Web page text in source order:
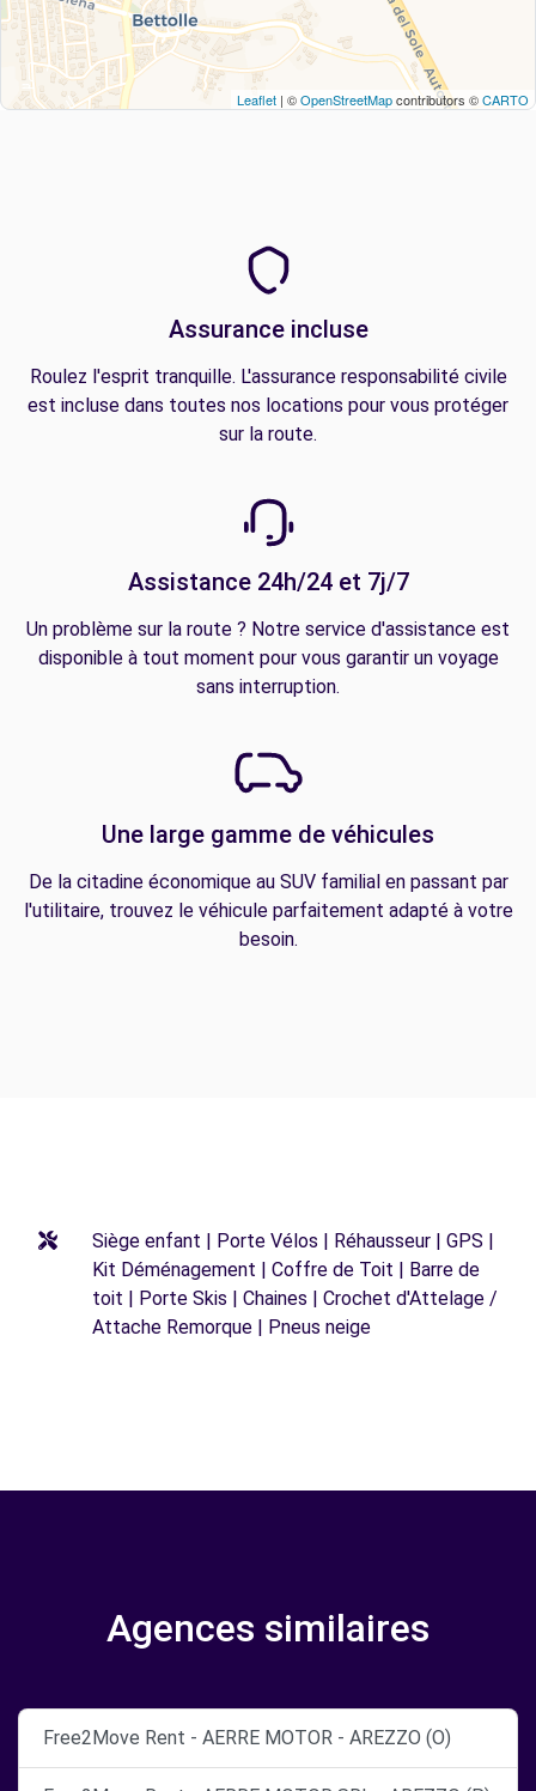
Leaflet | ©OpenStreetMapcontributors ©CARTO
Assurance incluse
Roulez l'esprit tranquille. L'assurance responsabilité civile
est incluse dans toutes nos locations pour vous protéger
sur la route.
Assistance 24h/24 et 7j/7
Un problème sur la route ? Notre service d'assistance est
disponible à tout moment pour vous garantir un voyage
sans interruption.
Une large gamme de véhicules
De la citadine économique au SUV familial en passant par
l'utilitaire, trouvez le véhicule parfaitement adapté à votre
besoin.
Siège enfant | Porte Vélos | Réhausseur | GPS |
Kit Déménagement | Coffre de Toit | Barre de
toit | Porte Skis | Chaines | Crochet d'Attelage /
Attache Remorque | Pneus neige
Agences similaires
Free2Move Rent - AERRE MOTOR - AREZZO (O)